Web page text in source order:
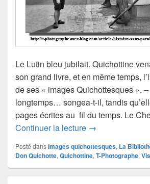
Le Lutin bleu jubilait. Quichottine
son grand livre, et en même temps,
de ses « images Quichottesques ».
longtemps… songea-t-il, tandis
pages écrites au fil du temps. Le
Continuer la lecture Le Don
→
Posté dansImages quichottesques, La
Don Quichotte, Quichottine, T-Photographe,